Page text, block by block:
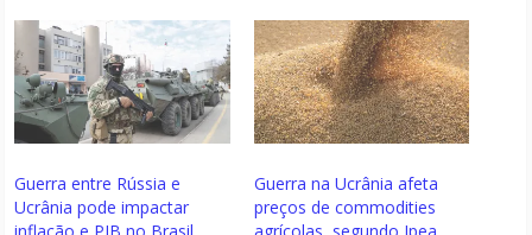
Guerra entre Rússia e
Ucrânia pode impactar
Guerra na Ucrânia afeta
preços de commodities